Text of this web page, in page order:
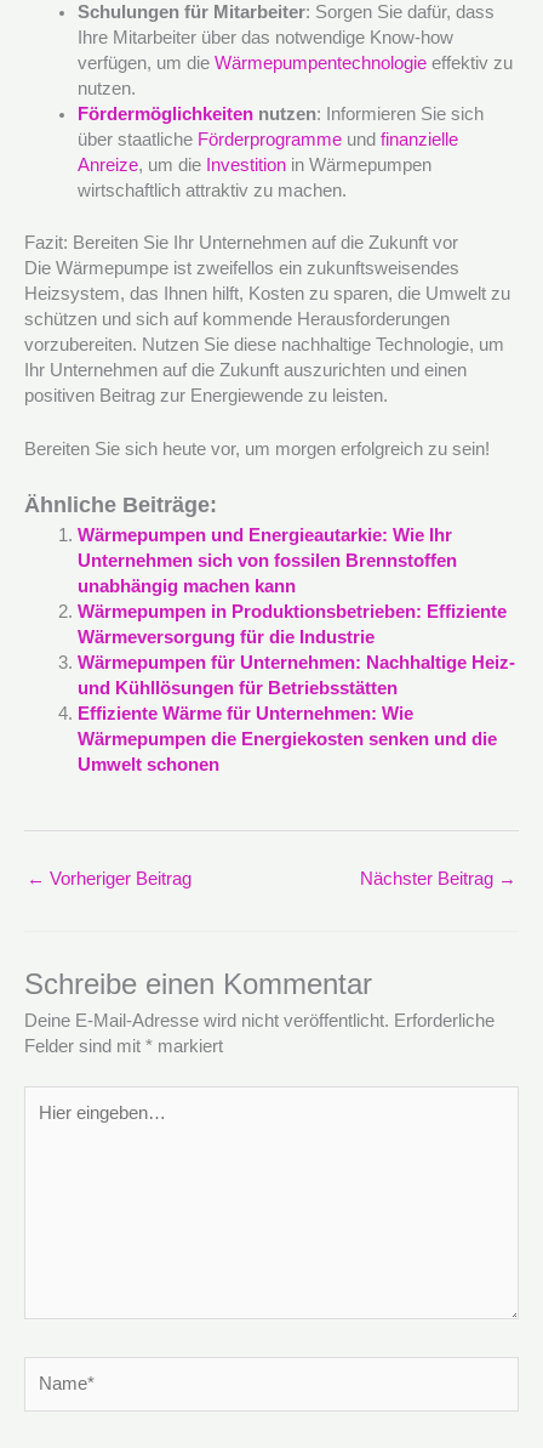
Schulungen für Mitarbeiter: Sorgen Sie dafür, dass
Ihre Mitarbeiter über das notwendige Know-how
verfügen, um die Wärmepumpentechnologieeffektiv zu
nutzen.
Fördermöglichkeitennutzen: Informieren Sie sich
über staatliche Förderprogrammeund finanzielle
Anreize, um die Investitionin Wärmepumpen
wirtschaftlich attraktiv zu machen.
Fazit: Bereiten Sie Ihr Unternehmen auf die Zukunft vor
Die Wärmepumpe ist zweifellos ein zukunftsweisendes
Heizsystem, das Ihnen hilft, Kosten zu sparen, die Umwelt zu
schützen und sich auf kommende Herausforderungen
vorzubereiten. Nutzen Sie diese nachhaltige Technologie, um
Ihr Unternehmen auf die Zukunft auszurichten und einen
positiven Beitrag zur Energiewende zu leisten.
Bereiten Sie sich heute vor, um morgen erfolgreich zu sein!
Ähnliche Beiträge:
Wärmepumpen und Energieautarkie: Wie Ihr
Unternehmen sich von fossilen Brennstoffen
unabhängig machen kann
Wärmepumpen in Produktionsbetrieben: Effiziente
Wärmeversorgung für die Industrie
Wärmepumpen für Unternehmen: Nachhaltige Heiz-
und Kühllösungen für Betriebsstätten
Effiziente Wärme für Unternehmen: Wie
Wärmepumpen die Energiekosten senken und die
Umwelt schonen
← Vorheriger Beitrag Nächster Beitrag →
Schreibe einen Kommentar
Deine E-Mail-Adresse wird nicht veröffentlicht. Erforderliche
Felder sind mit * markiert
eingeben…